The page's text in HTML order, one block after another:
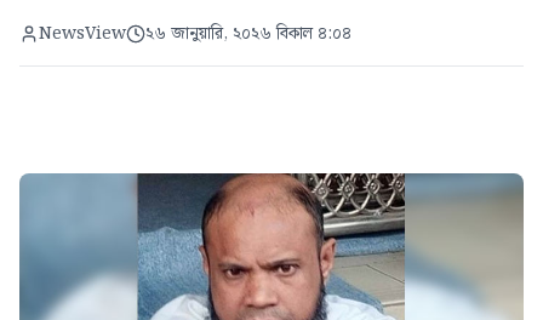
NewsView ২৬ জানুয়ারি, ২০২৬ বিকাল ৪:০৪